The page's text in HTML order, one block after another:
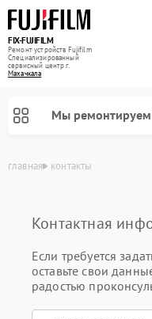
FIX-FUJIFILM
Ремонт устройств Fujifilm
Специализированный
cервисный центр г.
Махачкала
Мы ремонтируем
главная контакты
Контактная
Если требуется
оставьте свои
радостью